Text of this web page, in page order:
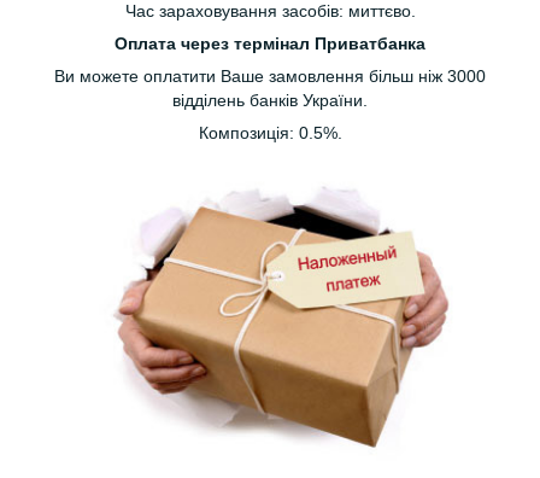
Час зараховування засобів: миттєво.
Оплата через термінал Приватбанка
Ви можете оплатити Ваше замовлення більш ніж 3000
відділень банків України.
Композиція: 0.5%.